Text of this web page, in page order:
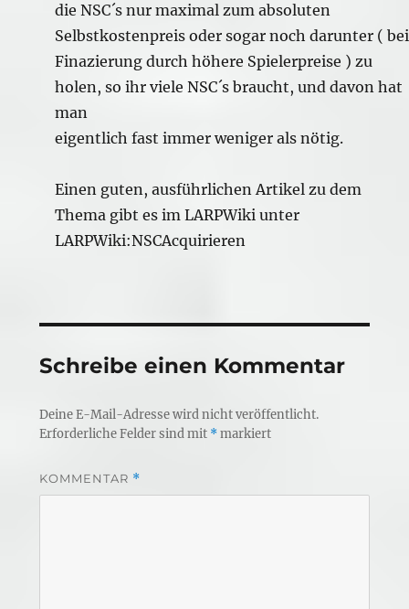
die NSC´s nur maximal zum absoluten
Selbstkostenpreis oder sogar noch darunter ( bei
Finazierung durch höhere Spielerpreise ) zu
holen, so ihr viele NSC´s braucht, und davon hat
man
eigentlich fast immer weniger als nötig.
Einen guten, ausführlichen Artikel zu dem
Thema gibt es im LARPWiki unter
LARPWiki:NSCAcquirieren
Schreibe einen Kommentar
Deine E-Mail-Adresse wird nicht veröffentlicht.
Erforderliche Felder sind mit *markiert
KOMMENTAR *